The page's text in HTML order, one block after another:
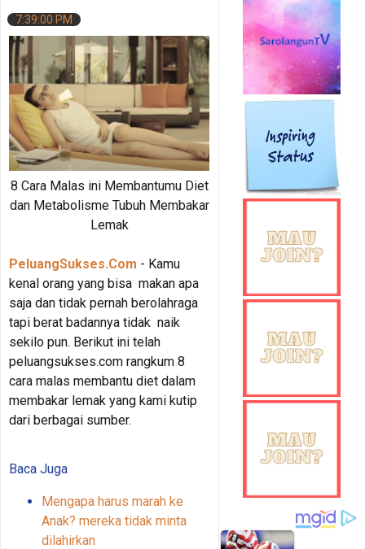
7:39:00 PM
8 Cara Malas ini Membantumu Diet
dan Metabolisme Tubuh Membakar
Lemak
PeluangSukses.Com - Kamu
kenal orang yang bisa makan apa
saja dan tidak pernah berolahraga
tapi berat badannya tidak naik
sekilo pun. Berikut ini telah
peluangsukses.com rangkum 8
cara malas membantu diet dalam
membakar lemak yang kami kutip
dari berbagai sumber.
Baca Juga
Mengapa harus marah ke
Anak? mereka tidak minta
dilahirkan